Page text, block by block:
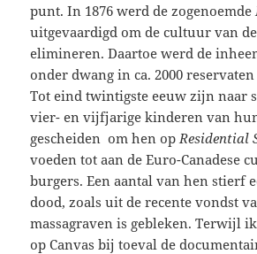
punt. In 1876 werd de zogenoemde
uitgevaardigd om de cultuur van de
elimineren. Daartoe werd de
onder dwang in ca. 2000
Tot eind twintigste eeuw zijn naar
vier- en vijfjarige kinderen van
gescheiden om hen op Residential
voeden tot aan de Euro-Canadese
burgers. Een aantal van hen stierf
dood, zoals uit de recente vondst
massagraven is gebleken. Terwijl
op Canvas bij toeval de